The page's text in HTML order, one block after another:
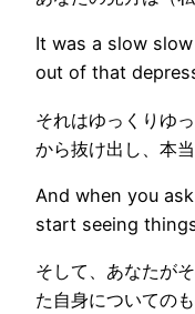
It was a slow
out of that
それはゆっくりゆ
から抜け出し、本
And when you
start seeing
そして、あなたが
た自身についての